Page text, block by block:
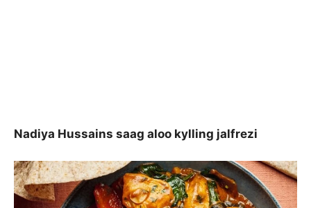
Nadiya Hussains saag aloo kylling jalfrezi